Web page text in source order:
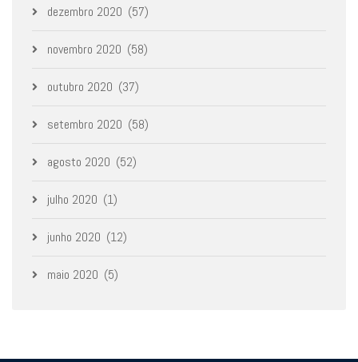
dezembro 2020 (57)
novembro 2020 (58)
outubro 2020 (37)
setembro 2020 (58)
agosto 2020 (52)
julho 2020 (1)
junho 2020 (12)
maio 2020 (5)